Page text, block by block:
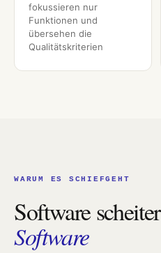
fokussieren nur
Funktionen und
übersehen die
Qualitätskriterien
WARUM ES SCHIEFGEHT
Software
Software